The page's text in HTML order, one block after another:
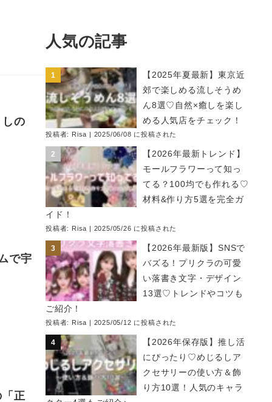
の
で宇
正
人気の記事
【2025年夏最新】東京近
郊で楽しめる流しそうめ
ん8選♡自然×癒しを楽し
める人気店をチェック！
投稿者: Risa 2025/06/08 に投稿された
【2026年最新トレンド】
モールフラワーって知っ
てる？100均でも作れる♡
材料&作り方5選を完全ガ
イド！
投稿者: Risa 2025/05/26 に投稿された
【2026年最新版】SNSで
バズる！プリクラの可愛
い落書き文字・デザイン
13選♡トレンドやコツも
ご紹介！
投稿者: Risa 2025/05/12 に投稿された
【2026年保存版】推し活
にぴったり♡めじるしア
クセサリーの使い方＆飾
り方10選！人気のキャラ